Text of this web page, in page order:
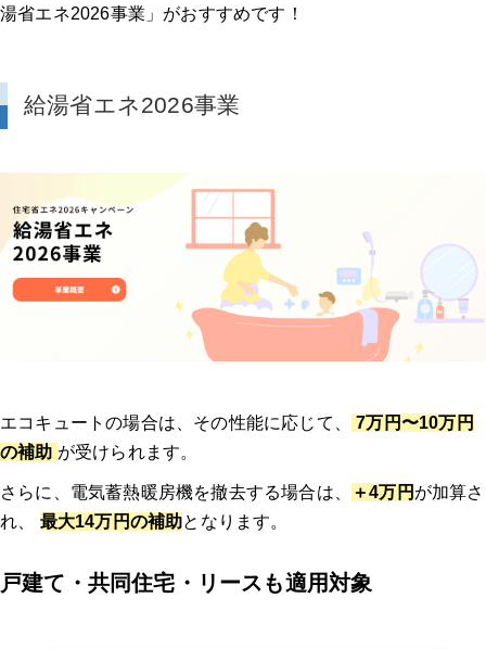
湯省エネ2026事業」がおすすめです！
給湯省エネ2026事業
エコキュートの場合は、その性能に応じて、
7万円〜10万円
の補助 が受けられます。
さらに、電気蓄熱暖房機を撤去する場合は、 ＋4万円 が加算さ
れ、 最大14万円の補助となります。
戸建て・共同住宅・リースも適用対象